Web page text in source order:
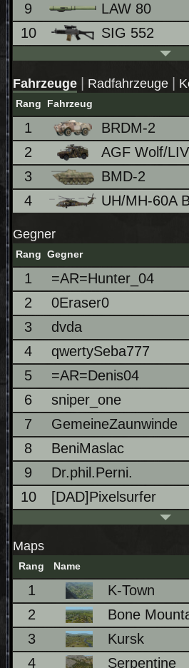
9
LAW 80
10
SIG 552
Fahrzeuge | Radfahrzeuge |
Rang Fahrzeug
1 BRDM-2
2
AGF Wolf/
3
BMD-2
4
UH/MH-60A
Gegner
Rang Gegner
1 =AR=Hunter_04
2
0Eraser0
3
dvda
4
qwertySeba777
5
=AR=Denis04
6
sniper_one
7
GemeineZaunwinde
8
BeniMaslac
9
Dr.phil.Perni.
10
[DAD]Pixelsurfer
Maps
Rang Name
1 K-Town
2
Bone
3
Kursk
4
Serpentine